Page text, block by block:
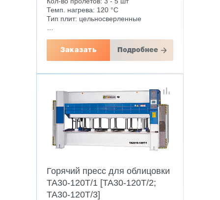
Темп. нагрева: 120 °С
Тип плит: цельносверленные
Заказать Подробнее
Горячий пресс для облицовки
TA30-120T/1 [TA30-120T/2;
TA30-120T/3]